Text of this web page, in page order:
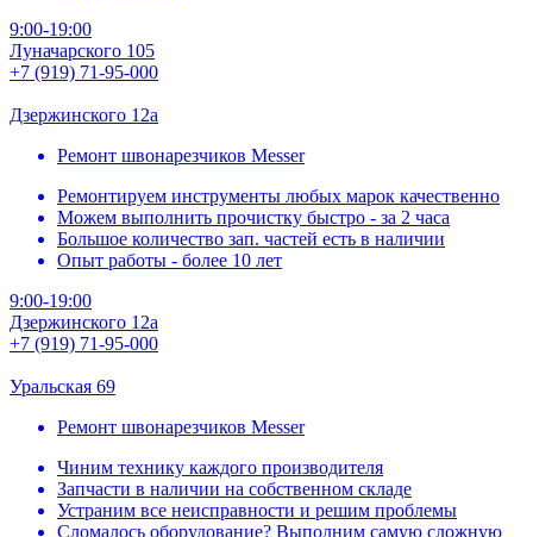
9:00-19:00
Луначарского 105
+7 (919) 71-95-000
Дзержинского 12а
Ремонт швонарезчиков Messer
Ремонтируем инструменты любых марок качественно
Можем выполнить прочистку быстро - за 2 часа
Большое количество зап. частей есть в наличии
Опыт работы - более 10 лет
9:00-19:00
Дзержинского 12а
+7 (919) 71-95-000
Уральская 69
Ремонт швонарезчиков Messer
Чиним технику каждого производителя
Запчасти в наличии на собственном складе
Устраним все неисправности и решим проблемы
Сломалось оборудование? Выполним самую сложную